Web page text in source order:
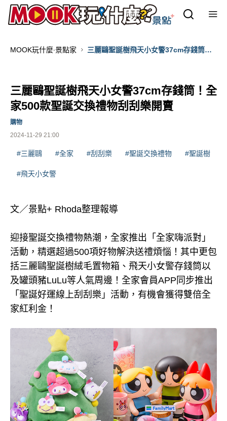
MOOK玩什麼‧景點家
三麗鷗聖誕樹飛天小女警37cm存錢筒！
三麗鷗聖誕樹飛天小女警37cm存錢筒！全
家500款聖誕交換禮物刮刮樂開賣
2024-11-29 21:00
購物
#三麗鷗 #全家 #刮刮樂 #聖誕交換禮物 #聖誕樹
#飛天小女警
文／景點+ Rhoda整理報導
迎接聖誕交換禮物熱潮，全家推出「全家嗨派對」
活動，精選超過500項好物解決送禮煩惱！其中更包
括三麗鷗聖誕樹絨毛置物箱、飛天小女警存錢筒以
及罐頭豬LuLu等人氣周邊！全家會員APP同步推出
「聖誕好運線上刮刮樂」活動，有機會獲得雙倍全
家紅利金！